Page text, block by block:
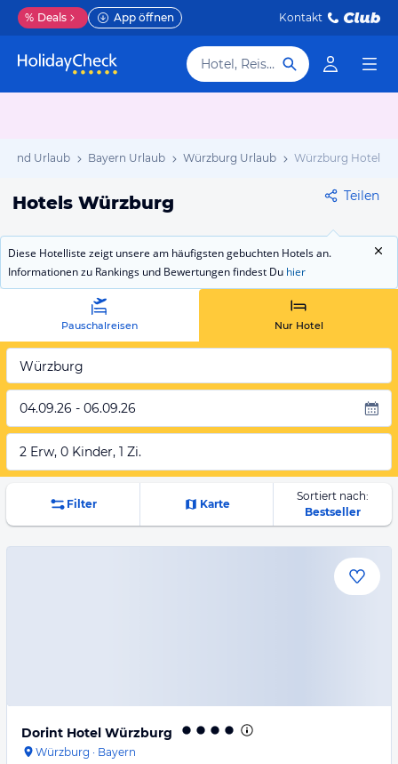
% Deals App öffnen Kontakt
Hotel, Reiseziel
Urlaub Bayern Urlaub Würzburg Urlaub Würzburg Hotels
Hotels Würzburg Teilen
Diese Hotelliste zeigt unsere am häufigsten gebuchten Hotels an.
Informationen zu Rankings und Bewertungen findest Du hier
Pauschalreisen Nur Hotel
Würzburg
04.09.26 - 06.09.26
2 Erw, 0 Kinder, 1 Zi.
Filter Karte
Sortiert nach:
Bestseller
Dorint Hotel Würzburg
Würzburg · Bayern